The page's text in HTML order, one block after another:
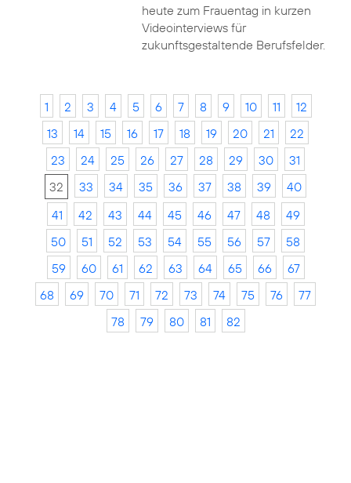
heute zum Frauentag in kurzen
Videointerviews für
zukunftsgestaltende Berufsfelder.
1 2 3 4 5 6 7 8 9 10 11
12
13
14 15 16 17 18 19 20 21
22
23
24 25 26 27 28 29 30
31
32
33 34 35 36 37 38 39
40
41
42 43 44 45 46 47 48
49
50
51 52 53 54 55 56 57
58
59
60 61 62 63 64 65 66
67
68
69 70 71 72 73 74 75 76
77
78
79 80 81 82